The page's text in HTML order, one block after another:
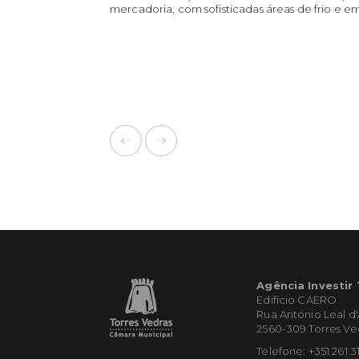
mercadoria, com sofisticadas áreas de frio e
Agência Investir
Edifício CAERO
Rua António Leal
2560-309 Torres
Telefone: +351 261